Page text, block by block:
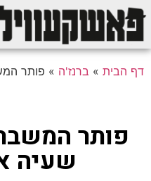
דף הבית » ברנז'ה » פותר
פותר
שעיה